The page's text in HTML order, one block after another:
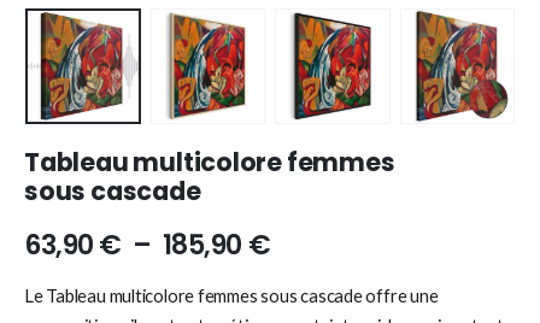
Tableau multicolore femmes
sous cascade
63,90€ – 185,90 €
Le Tableau multicolore femmes sous cascade offre une